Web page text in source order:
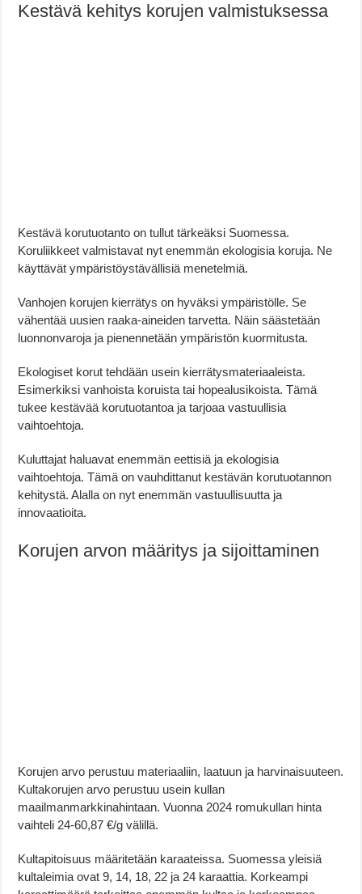
Kestävä kehitys korujen valmistuksessa
Kestävä korutuotanto on tullut tärkeäksi Suomessa.
Koruliikkeet valmistavat nyt enemmän ekologisia koruja. Ne
käyttävät ympäristöystävällisiä menetelmiä.
Vanhojen korujen kierrätys on hyväksi ympäristölle. Se
vähentää uusien raaka-aineiden tarvetta. Näin säästetään
luonnonvaroja ja pienennetään ympäristön kuormitusta.
Ekologiset korut tehdään usein kierrätysmateriaaleista.
Esimerkiksi vanhoista koruista tai hopealusikoista. Tämä
tukee kestävää korutuotantoa ja tarjoaa vastuullisia
vaihtoehtoja.
Kuluttajat haluavat enemmän eettisiä ja ekologisia
vaihtoehtoja. Tämä on vauhdittanut kestävän korutuotannon
kehitystä. Alalla on nyt enemmän vastuullisuutta ja
innovaatioita.
Korujen arvon määritys ja sijoittaminen
Korujen arvo perustuu materiaaliin, laatuun ja harvinaisuuteen.
Kultakorujen arvo perustuu usein kullan
maailmanmarkkinahintaan. Vuonna 2024 romukullan hinta
vaihteli 24-60,87 €/g välillä.
Kultapitoisuus määritetään karaateissa. Suomessa yleisiä
kultaleimia ovat 9, 14, 18, 22 ja 24 karaattia. Korkeampi